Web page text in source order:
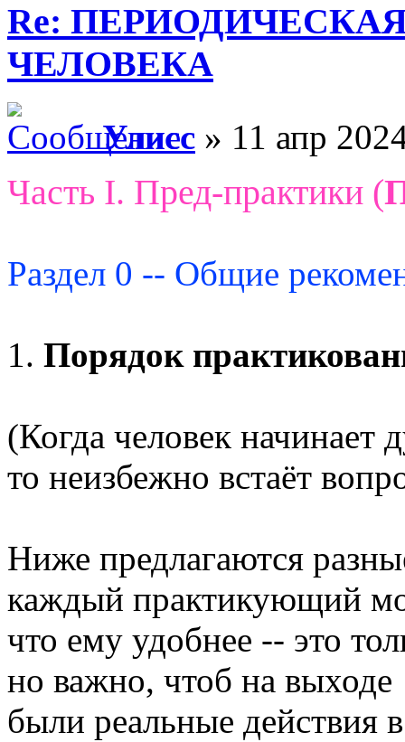
Re:
ЧЕЛОВЕКА
Улисс » 11 апр
Часть I. Пред-практики (
Раздел 0 -- Общие
1. Порядок
(Когда человек начинает
то неизбежно встаёт
Ниже предлагаются
каждый практикующий
что ему удобнее -- это
но важно, чтоб на выходе
были реальные действия